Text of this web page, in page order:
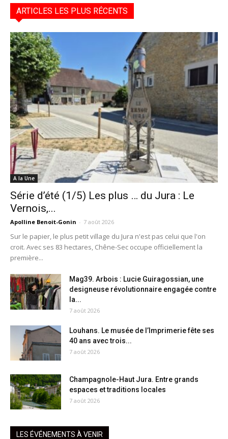
ARTICLES LES PLUS RÉCENTS
A la Une
Série d’été (1/5) Les plus … du Jura : Le
Vernois,...
Apolline Benoit-Gonin - 7 août 2026
Sur le papier, le plus petit village du Jura n'est pas celui que l'on
croit. Avec ses 83 hectares, Chêne-Sec occupe officiellement la
première...
Mag39. Arbois : Lucie Guiragossian, une
designeuse révolutionnaire engagée contre
la...
7 août 2026
Louhans. Le musée de l’Imprimerie fête ses
40 ans avec trois...
7 août 2026
Champagnole-Haut Jura. Entre grands
espaces et traditions locales
7 août 2026
LES ÉVÉNEMENTS À VENIR